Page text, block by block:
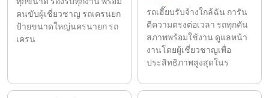
คนขับผู้เชี่ยวชาญ รถเครนยก
ป้ายขนาดใหญ่นครนายก รถ
เครน
รถเฮี๊ยบรับจ้างใกล้ฉัน การัน
ตีความตรงต่อเวลา รถทุกคัน
สภาพพร้อมใช้งาน ดูแลหน้า
งานโดยผู้เชี่ยวชาญเพื่อ
ประสิทธิภาพสูงสุดในร